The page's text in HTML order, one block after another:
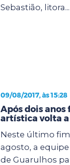
Sebastião, litora...
09/08/2017, às 15:28
Após dois
artística volta
Neste último fim
agosto, a
de Guarulhos